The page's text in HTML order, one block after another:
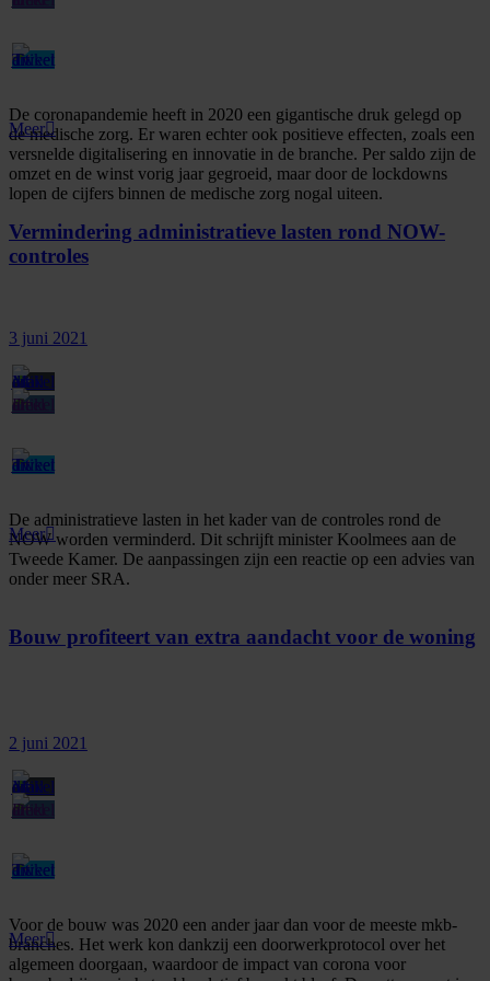
De coronapandemie heeft in 2020 een gigantische druk gelegd op
de medische zorg. Er waren echter ook positieve effecten, zoals een
versnelde digitalisering en innovatie in de branche. Per saldo zijn de
omzet en de winst vorig jaar gegroeid, maar door de lockdowns
lopen de cijfers binnen de medische zorg nogal uiteen.
Meer
Vermindering administratieve lasten rond NOW-
controles
3 juni 2021
De administratieve lasten in het kader van de controles rond de
NOW worden verminderd. Dit schrijft minister Koolmees aan de
Tweede Kamer. De aanpassingen zijn een reactie op een advies van
onder meer SRA.
Meer
Bouw profiteert van extra aandacht voor de woning
2 juni 2021
Voor de bouw was 2020 een ander jaar dan voor de meeste mkb-
branches. Het werk kon dankzij een doorwerkprotocol over het
algemeen doorgaan, waardoor de impact van corona voor
Meer